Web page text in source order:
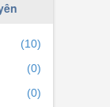
(10)
(0)
(0)